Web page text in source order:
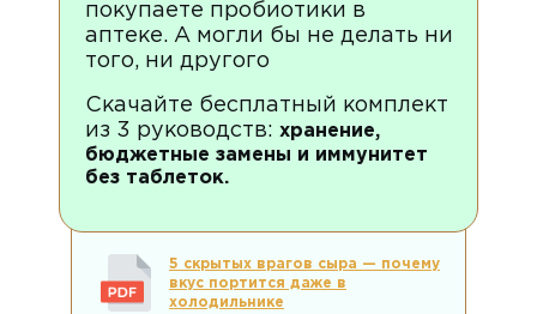
покупаете пробиотики в
аптеке. А могли бы не делать ни
того, ни другого
Скачайте бесплатный комплект
из 3 руководств: хранение,
бюджетные замены и иммунитет
без таблеток.
5 скрытых врагов сыра — почему
вкус портится даже в
холодильнике